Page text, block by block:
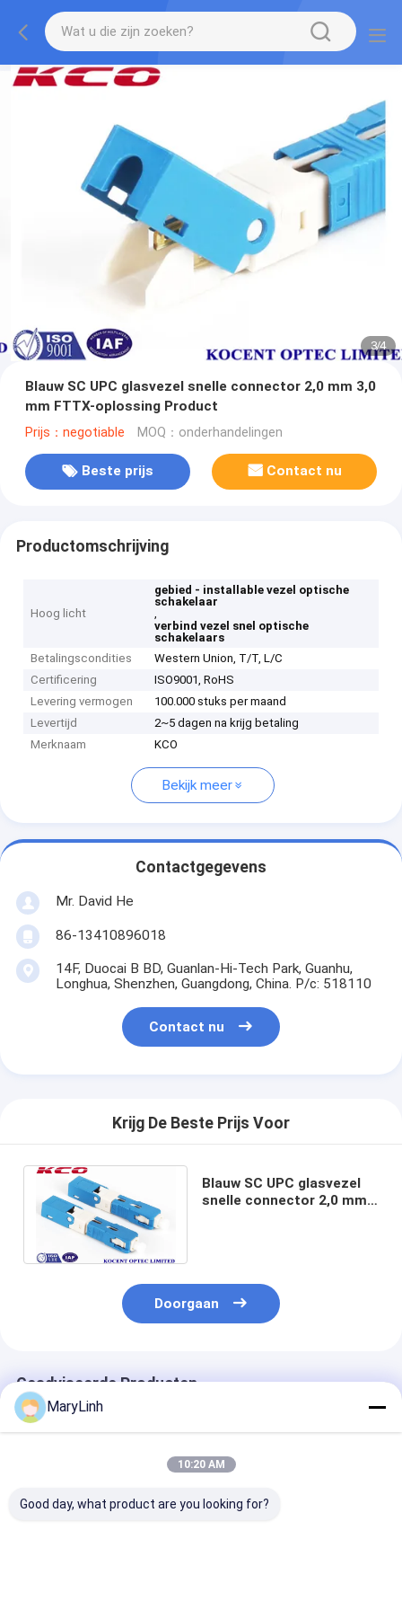
3/4
Blauw SC UPC glasvezel snelle connector 2,0 mm 3,0
mm FTTX-oplossing Product
Prijs：negotiable MOQ：onderhandelingen
Beste prijs Contact nu
Productomschrijving
Hoog licht
gebied - installable vezel optische
schakelaar
,
verbind vezel snel optische
schakelaars
Betalingscondities
Western Union, T/T, L/C
Certificering
ISO9001, RoHS
Levering vermogen
100.000 stuks per maand
Levertijd
2~5 dagen na krijg betaling
Merknaam
KCO
Bekijk meer
Contactgegevens
Mr. David He
86-13410896018
14F, Duocai B BD, Guanlan-Hi-Tech Park, Guanhu,
Longhua, Shenzhen, Guangdong, China. P/c: 518110
Contact nu
Krijg De Beste Prijs Voor
Blauw SC UPC glasvezel
snelle connector 2,0 mm
Doorgaan
Geadviseerde Producten
MaryLinh
10:20 AM
Good day, what product are you looking for?